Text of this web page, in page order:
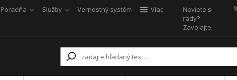
Poradňa Služby Vernostný systém Viac
Neviete si
rady?
Zavolajte.